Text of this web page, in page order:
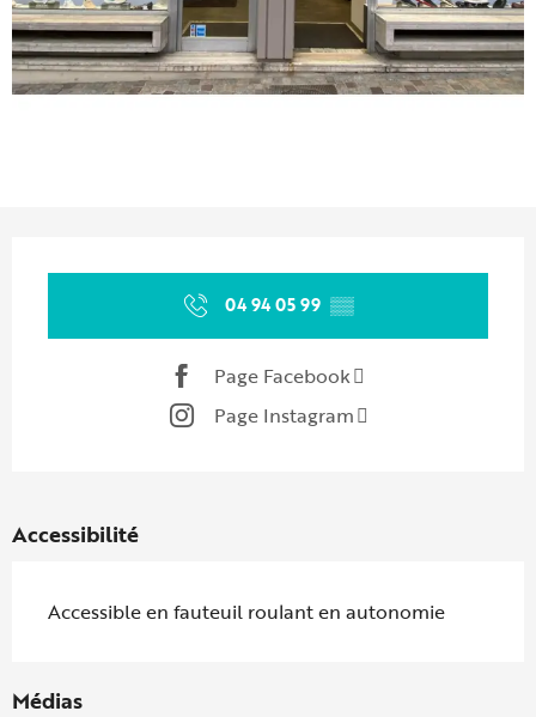
04 94 05 99 ▒▒
Page Facebook
Page Instagram
Accessibilité
Accessible en fauteuil roulant en autonomie
Médias